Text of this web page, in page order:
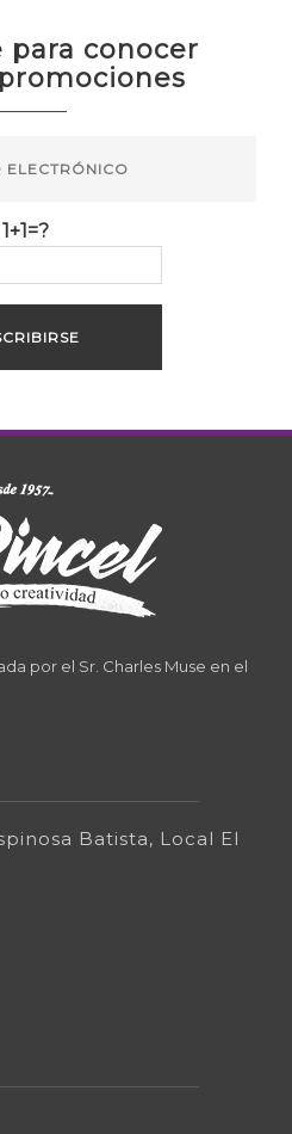
para conocer
1+1=?
por el Sr. Charles Muse en el
Batista, Local El